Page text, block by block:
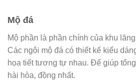
Mộ đá
Mộ phần là phần chính của khu
Các ngôi mộ đá có thiết kế kiểu
họa tiết tương tự nhau. Để giúp
hài hòa, đồng nhất.